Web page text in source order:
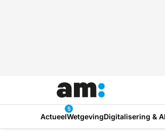
Actueel
5
WetgevingDigitalisering & AI